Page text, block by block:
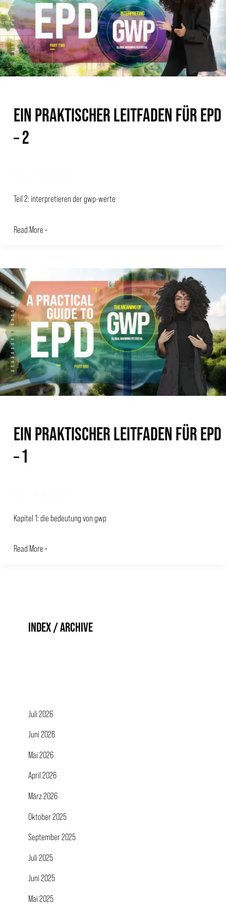
EIN PRAKTISCHER LEITFADEN FÜR EPD
– 2
Teil 2: interpretieren der gwp-werte
FÜR
EPD
–
2
Read More »
EIN PRAKTISCHER LEITFADEN FÜR EPD
– 1
Kapitel 1: die bedeutung von gwp
EIN
PRAKTISCHER
LEITFADEN
FÜR
EPD
–
1
Read More »
INDEX / ARCHIVE
Juli 2026
Juni 2026
Mai 2026
April 2026
März 2026
Oktober 2025
September 2025
Juli 2025
Juni 2025
Mai 2025